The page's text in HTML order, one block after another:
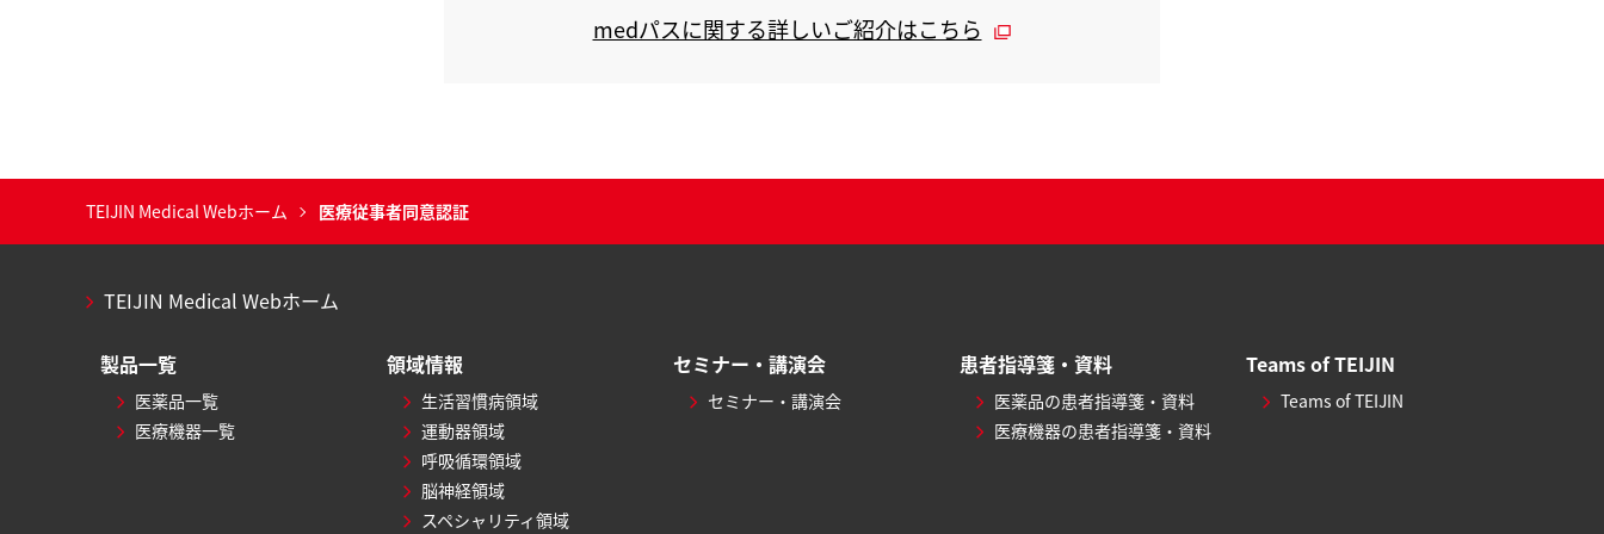
medパスに関する詳しいご紹介はこちら
TEIJIN Medical Webホーム 医療従事者同意認証
TEIJIN Medical Webホーム
製品一覧
医薬品一覧
医療機器一覧
領域情報
生活習慣病領域
運動器領域
呼吸循環領域
脳神経領域
スペシャリティ領域
セミナー・講演会
セミナー・講演会
患者指導箋・資料
医薬品の患者指導箋・資料
医療機器の患者指導箋・資料
Teams of TEIJIN
Teams of TEIJIN